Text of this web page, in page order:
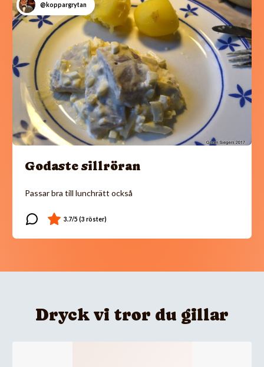
@koppargrytan
Godaste sillröran
Passar bra till lunchrätt också
Dryck vi tror du gillar